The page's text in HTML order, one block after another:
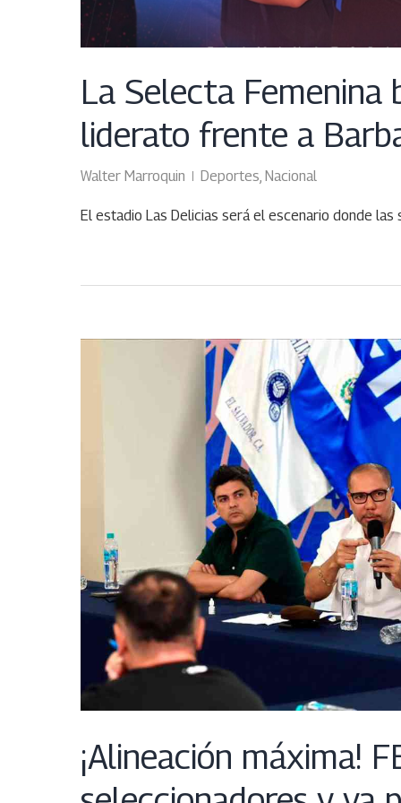
La Selecta Femenina
liderato frente a
Walter Marroquin Deportes, Nacional
El estadio Las Delicias será el escenario donde
¡Alineación máxima!